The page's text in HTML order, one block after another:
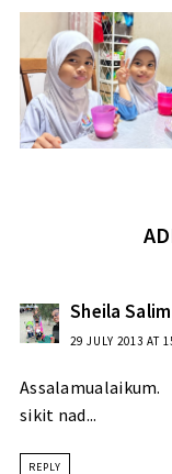
Sheila Salim
29 JULY 2013 AT
sikit nad...
REPLY